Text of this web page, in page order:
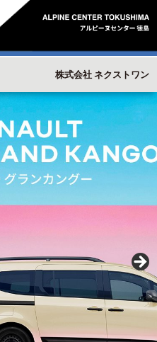
株式会社 ネクストワン